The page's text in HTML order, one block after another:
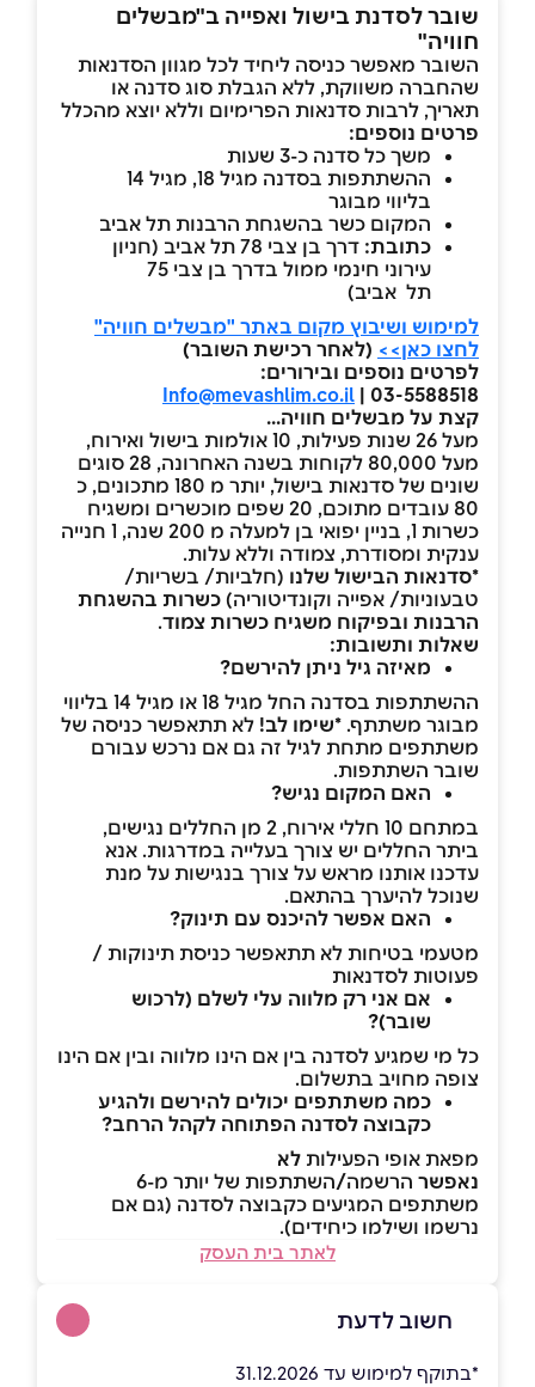
שובר לסדנת בישול ואפייה ב"מבשלים
חוויה"
השובר מאפשר כניסה ליחיד לכל מגוון הסדנאות
שהחברה משווקת, ללא הגבלת סוג סדנה או
תאריך, לרבות סדנאות הפרימיום וללא יוצא מהכלל
פרטים נוספים:
משך כל סדנה כ-3 שעות
ההשתתפות בסדנה מגיל 18, מגיל 14
בליווי מבוגר
המקום כשר בהשגחת הרבנות תל אביב
כתובת:
דרך בן צבי 78 תל אביב (חניון
עירוני חינמי ממול בדרך בן צבי 75
תל אביב)
למימוש ושיבוץ מקום באתר "מבשלים חוויה"
לחצו כאן>> (לאחר רכישת השובר)
לפרטים נוספים ובירורים:
03-5588518 |
Info@mevashlim.co.il
קצת על מבשלים חוויה...
מעל 26 שנות פעילות, 10 אולמות בישול ואירוח,
מעל 80,000 לקוחות בשנה האחרונה, 28 סוגים
שונים של סדנאות בישול, יותר מ 180 מתכונים, כ
80 עובדים מתוכם, 20 שפים מוכשרים ומשגיח
כשרות 1, בניין יפואי בן למעלה מ 200 שנה, 1 חנייה
ענקית ומסודרת, צמודה וללא עלות.
*סדנאות הבישול שלנו (חלביות/ בשריות/
טבעוניות/ אפייה וקונדיטוריה) כשרות בהשגחת
הרבנות ובפיקוח משגיח כשרות צמוד.
שאלות ותשובות:
מאיזה גיל ניתן להירשם?
ההשתתפות בסדנה החל מגיל 18 או מגיל 14 בליווי
מבוגר משתתף. *שימו לב! לא תתאפשר כניסה של
משתתפים מתחת לגיל זה גם אם נרכש עבורם
שובר השתתפות.
האם המקום נגיש?
במתחם 10 חללי אירוח, 2 מן החללים נגישים,
ביתר החללים יש צורך בעלייה במדרגות. אנא
עדכנו אותנו מראש על צורך בנגישות על מנת
שנוכל להיערך בהתאם.
האם אפשר להיכנס עם תינוק?
מטעמי בטיחות לא תתאפשר כניסת תינוקות /
פעוטות לסדנאות
אם אני רק מלווה עלי לשלם (לרכוש
שובר)?
כל מי שמגיע לסדנה בין אם הינו מלווה ובין אם הינו
צופה מחויב בתשלום.
כמה משתתפים יכולים להירשם ולהגיע
כקבוצה לסדנה הפתוחה לקהל הרחב?
מפאת אופי הפעילות לא
נאפשר הרשמה/
השתתפות של יותר מ-6
משתתפים המגיעים כקבוצה לסדנה (גם אם
נרשמו ושילמו כיחידים).
לאתר בית העסק
חשוב לדעת
*בתוקף למימוש עד 31.12.2026